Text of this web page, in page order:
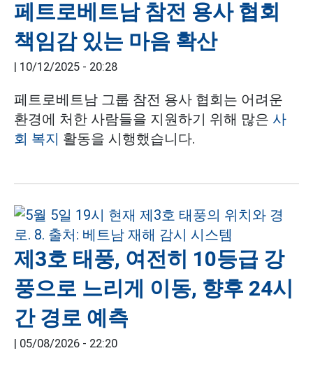
페트로베트남 참전 용사 협회
책임감 있는 마음 확산
| 10/12/2025 - 20:28
페트로베트남 그룹 참전 용사 협회는 어려운
환경에 처한 사람들을 지원하기 위해 많은 사
회 복지 활동을 시행했습니다.
제3호 태풍, 여전히 10등급 강
풍으로 느리게 이동, 향후 24시
간 경로 예측
| 05/08/2026 - 22:20